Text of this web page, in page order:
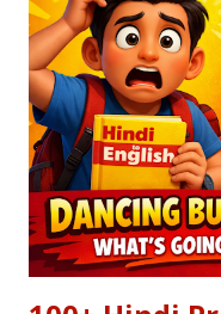
Ras Kavitayein. तलवार,
पिपासु महारथी इक दूजे सम्मुख
थे, एक तरफ थे योद्धा सब, एक
ताक रहे थे जी, और पार्थ के रथ
नजारे देखन में कुछ खास लगे,